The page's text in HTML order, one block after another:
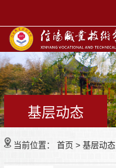
基层动态
当前位置： 首页 > 基层动态